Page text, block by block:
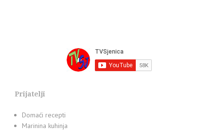
Prijatelji
Domaći recepti
Marinina kuhinja